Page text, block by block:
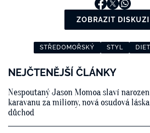
ZOBRAZIT DISKUZI
STŘEDOMOŘSKÝ STYL
NEJČTENĚJŠÍ ČLÁNKY
Nespoutaný Jason Momoa slaví
karavanu za miliony, nová osudová
důchod